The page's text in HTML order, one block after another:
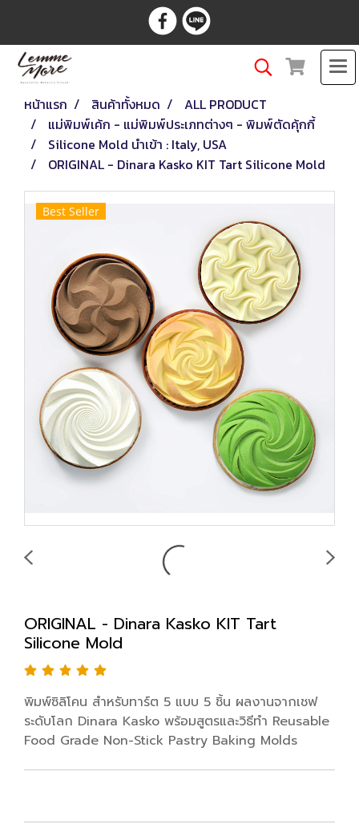
หน้าแรก สินค้าทั้งหมด
ALL PRODUCT
แม่พิมพ์เค้ก - แม่พิมพ์ประเภทต่างๆ - พิมพ์ตัดคุ้กกี้
Silicone Mold นำเข้า : Italy, USA
ORIGINAL - Dinara Kasko KIT Tart Silicone Mold
Best Seller
ORIGINAL - Dinara Kasko KIT Tart
Silicone Mold
พิมพ์ซิลิโคน สำหรับทาร์ต 5 แบบ 5 ชิ้น ผลงานจากเชฟ
ระดับโลก Dinara Kasko พร้อมสูตรและวิธีทำ Reusable
Food Grade Non-Stick Pastry Baking Molds